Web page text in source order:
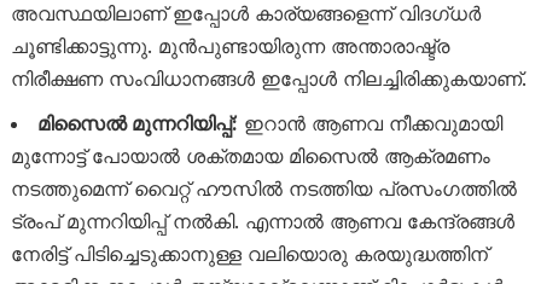
അവസ്ഥയിലാണ് ഇപ്പോൾ കാര്യങ്ങളെന്ന് വിദഗ്ധർ
ചൂണ്ടിക്കാട്ടുന്നു. മുൻപുണ്ടായിരുന്ന അന്താരാഷ്ട്ര
നിരീക്ഷണ സംവിധാനങ്ങൾ ഇപ്പോൾ നിലച്ചിരിക്കുകയാണ്.
മിസൈൽ മുന്നറിയിപ്പ്: ഇറാൻ ആണവ നീക്കവുമായി
മുന്നോട്ട് പോയാൽ ശക്തമായ മിസൈൽ ആക്രമണം
നടത്തുമെന്ന് വൈറ്റ് ഹൗസിൽ നടത്തിയ പ്രസംഗത്തിൽ
ട്രംപ് മുന്നറിയിപ്പ് നൽകി. എന്നാൽ ആണവ കേന്ദ്രങ്ങൾ
നേരിട്ട് പിടിച്ചെടുക്കാനുള്ള വലിയൊരു കരയുദ്ധത്തിന്